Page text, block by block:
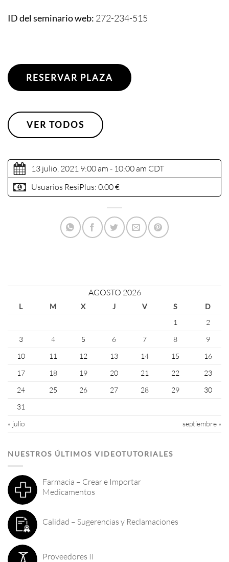
ID del seminario web: 272-234-515
RESERVAR PLAZA
VER TODOS
13 julio, 2021 9:00 am - 10:00 am CDT
Usuarios ResiPlus: 0.00 €
AGOSTO 2026
L M X J V S
D
1
2
3
4 5 6 7 8
9
10
11 12 13 14 15
16
17
18 19 20 21 22
23
24
25 26 27 28 29
30
31
« julio
septiembre »
NUESTROS ÚLTIMOS VIDEOTUTORIALES
Farmacia – Crear e Importar
Medicamentos
Calidad – Sugerencias y Reclamaciones
Proveedores II